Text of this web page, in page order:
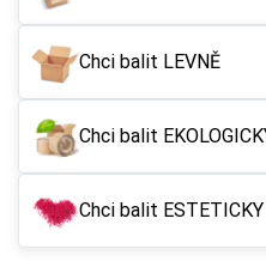
Chci balit LEVNĚ
Chci balit
Chci balit ESTETICKY